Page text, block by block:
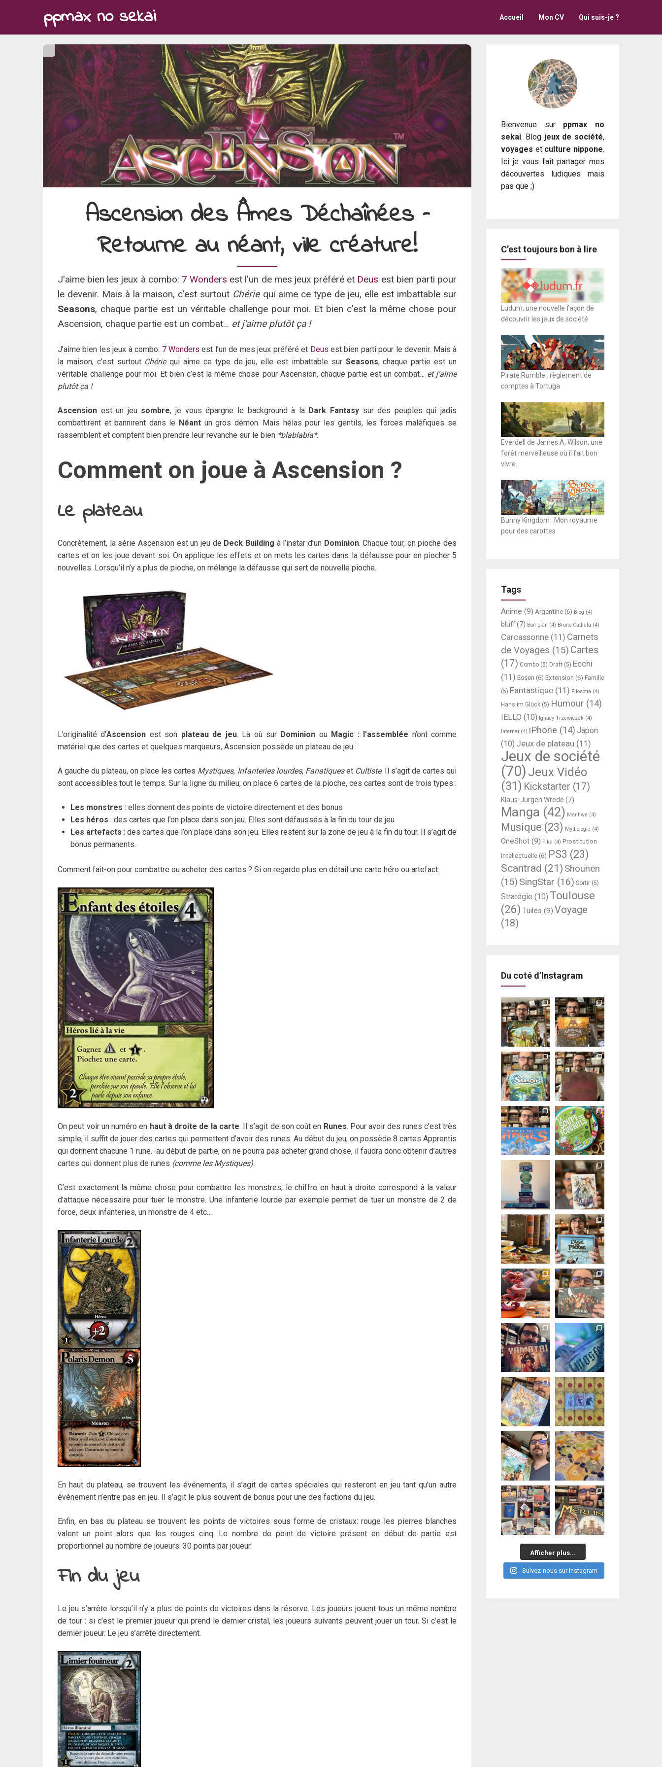
ppmax no sekai Accueil Mon CV Qui suis-je ?
Ascension des Âmes Déchaînées –
Retourne au néant, vile créature!
J'aime bien les jeux à combo: 7 Wonders est l'un de mes jeux préféré et Deus est bien parti pour
le devenir. Mais à la maison, c'est surtout Chérie qui aime ce type de jeu, elle est imbattable sur
Seasons, chaque partie est un véritable challenge pour moi. Et bien c'est la même chose pour
Ascension, chaque partie est un combat... et j'aime plutôt ça !
J’aime bien les jeux à combo: 7 Wonders est l’un de mes jeux préféré et Deus est bien parti pour le devenir. Mais à
la maison, c’est surtout Chériequi aime ce type de jeu, elle est imbattable sur Seasons, chaque partie est un
véritable challenge pour moi. Et bien c’est la même chose pour Ascension, chaque partie est un combat… et j’aime
plutôt ça !
Ascension est un jeu sombre, je vous épargne le background à la Dark Fantasysur des peuples qui jadis
combattirent et bannirent dans le Néant un gros démon. Mais hélas pour les gentils, les forces maléfiques se
rassemblent et comptent bien prendre leur revanche sur le bien *blablabla*.
Comment on joue à Ascension ?
Le plateau
Concrètement, la série Ascension est un jeu de Deck Building à l’instar d’un Dominion. Chaque tour, on pioche des
cartes et on les joue devant soi. On applique les effets et on mets les cartes dans la défausse pour en piocher 5
nouvelles. Lorsqu’il n’y a plus de pioche, on mélange la défausse qui sert de nouvelle pioche.
L’originalité d’Ascension est son plateau de jeu. Là où sur Dominion ou Magic : l’assemblée n’ont comme
matériel que des cartes et quelques marqueurs, Ascension possède un plateau de jeu :
A gauche du plateau, on place les cartes Mystiques, Infanteries lourdes, Fanatiqueset Cultiste. Il s’agit de cartes qui
sont accessibles tout le temps. Sur la ligne du milieu, on place 6 cartes de la pioche, ces cartes sont de trois types :
Les monstres : elles donnent des points de victoire directement et des bonus
Les héros : des cartes que l’on place dans son jeu. Elles sont défaussés à la fin du tour de jeu
Les artefacts : des cartes que l’on place dans son jeu. Elles restent sur la zone de jeu à la fin du tour. Il s’agit de
bonus permanents.
Comment fait-on pour combattre ou acheter des cartes ? Si on regarde plus en détail une carte héro ou artefact:
On peut voir un numéro en haut à droite de la carte. Il s’agit de son coût en Runes. Pour avoir des runes c’est très
simple, il suffit de jouer des cartes qui permettent d’avoir des runes. Au début du jeu, on possède 8 cartes Apprentis
qui donnent chacune 1 rune. au début de partie, on ne pourra pas acheter grand chose, il faudra donc obtenir d’autres
cartes qui donnent plus de runes (comme les Mystiques).
C’est exactement la même chose pour combattre les monstres, le chiffre en haut à droite correspond à la valeur
d’attaque nécessaire pour tuer le monstre. Une infanterie lourde par exemple permet de tuer un monstre de 2 de
force, deux infanteries, un monstre de 4 etc…
En haut du plateau, se trouvent les événements, il s’agit de cartes spéciales qui resteront en jeu tant qu’un autre
événement n’entre pas en jeu. Il s’agit le plus souvent de bonus pour une des factions du jeu.
Enfin, en bas du plateau se trouvent les points de victoires sous forme de cristaux: rouge les pierres blanches
valent un point alors que les rouges cinq. Le nombre de point de victoire présent en début de partie est
proportionnel au nombre de joueurs: 30 points par joueur.
Fin du jeu
Le jeu s’arrête lorsqu’il n’y a plus de points de victoires dans la réserve. Les joueurs jouent tous un même nombre
de tour : si c’est le premier joueur qui prend le dernier cristal, les joueurs suivants peuvent jouer un tour. Si c’est le
dernier joueur. Le jeu s’arrête directement.
Bienvenue sur ppmax no
sekai. Blog jeux de société,
voyages et culture nippone.
Ici je vous fait partager mes
découvertes ludiques mais
pas que ;)
C’est toujours bon à lire
Ludum, une nouvelle façon de
découvrir les jeux de société
Pirate Rumble : règlement de
comptes à Tortuga
Everdell de James A. Wilson, une
forêt merveilleuse où il fait bon
vivre.
Bunny Kingdom : Mon royaume
pour des carottes
Tags
Anime (9) Argentine (6) Blog (4)
bluff(7) Bon plan (4) Bruno Cathala (4)
Carcassonne (11) Carnets
de Voyages (15) Cartes
(17) Combo (5) Draft (5) Ecchi
(11) Essen (6) Extension (6) Famille
(5) Fantastique (11) Filosofia (4)
Hans im Glück (5) Humour (14)
IELLO (10) Ignacy Trzewiczek (4)
Internet (4) iPhone (14) Japon
(10) Jeux de plateau (11)
Jeux de société
(70) Jeux Vidéo
(31) Kickstarter (17)
Klaus-Jürgen Wrede (7)
Manga (42) Manhwa (4)
Musique (23) Mythologie (4)
OneShot (9) Pika (4) Prostitution
Intellectuelle (6) PS3 (23)
Scantrad (21) Shounen
(15) SingStar (16) Sortir (5)
Stratégie (10) Toulouse
(26) Tuiles (9) Voyage
(18)
Du coté d’Instagram
Afficher plus...
Suivez-nous sur Instagram